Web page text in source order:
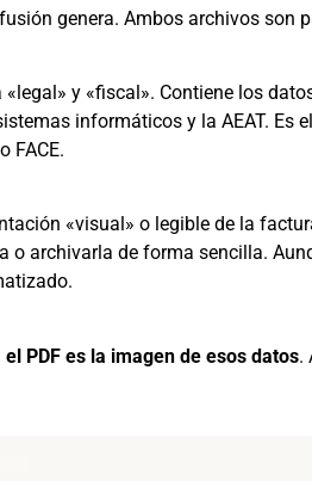
genera. Ambos archivos son
«legal» y «fiscal». Contiene los
informáticos y la AEAT. Es
FACE.
«visual» o legible de la
o archivarla de forma sencilla.
PDF es la imagen de esos datos.